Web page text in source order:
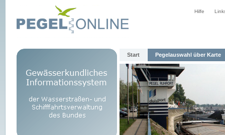
Hilfe
Start Pegelauswahl über Karte